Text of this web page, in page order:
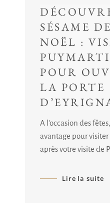
SÉSAME DE
NOËL :
POUR
LA PORTE
A l'occasion des
avantage pour visiter
après votre visite de
Lire la suite